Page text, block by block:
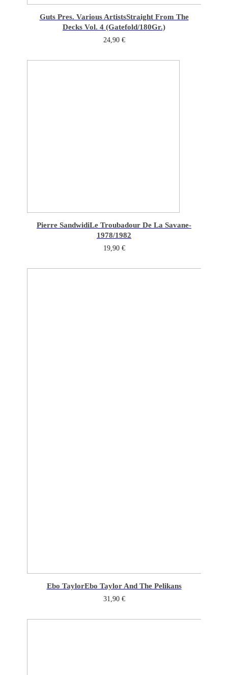
Guts Pres. Various ArtistsStraight From The
Decks Vol. 4 (Gatefold/180Gr.)
24,90 €
Pierre SandwidiLe Troubadour De La Savane-
1978/1982
19,90 €
Ebo TaylorEbo Taylor And The Pelikans
31,90 €